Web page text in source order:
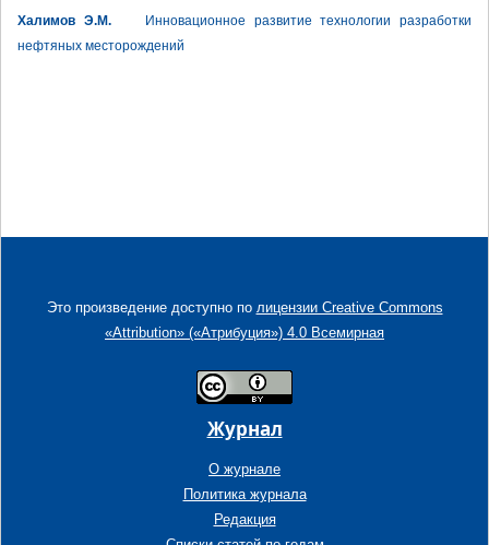
Халимов Э.М.
Инновационное развитие технологии разработки
нефтяных месторождений
Это произведение доступно по лицензии Creative Commons
«Attribution» («Атрибуция») 4.0 Всемирная
Журнал
О журнале
Политика журнала
Редакция